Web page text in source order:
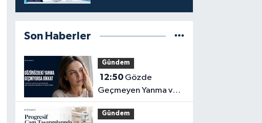
Son Haberler
Gündem
12:50
Geçmeyen Yanma ve
Işık Hassasiyeti Hafife
Alınmamalı
Gündem